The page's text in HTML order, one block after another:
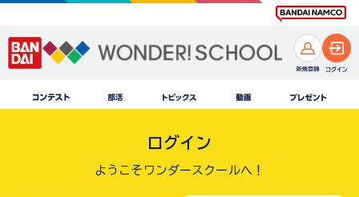
ログイン
ようこそワンダースクールへ！